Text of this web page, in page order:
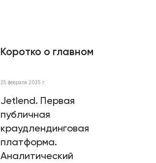
Коротко о главном
25 февраля 2025 г.
Jetlend. Первая
публичная
краудлендинговая
платформа.
Аналитический